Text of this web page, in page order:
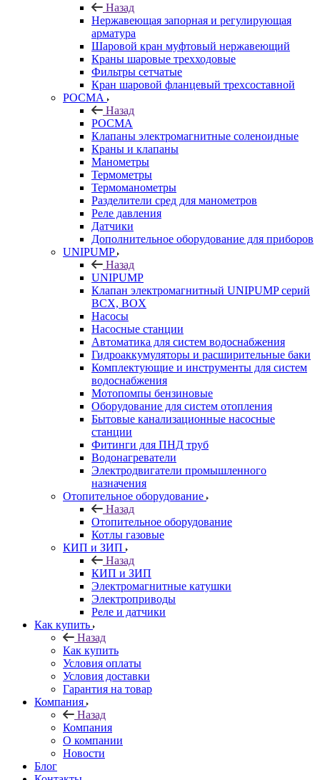
Назад
Нержавеющая запорная и регулирующая
арматура
Шаровой кран муфтовый нержавеющий
Краны шаровые трехходовые
Фильтры сетчатые
Кран шаровой фланцевый трехсоставной
РОСМА
Назад
РОСМА
Клапаны электромагнитные соленоидные
Краны и клапаны
Манометры
Термометры
Термоманометры
Разделители сред для манометров
Реле давления
Датчики
Дополнительное оборудование для приборов
UNIPUMP
Назад
UNIPUMP
Клапан электромагнитный UNIPUMP серий
BCX, BOX
Насосы
Насосные станции
Автоматика для систем водоснабжения
Гидроаккумуляторы и расширительные баки
Комплектующие и инструменты для систем
водоснабжения
Мотопомпы бензиновые
Оборудование для систем отопления
Бытовые канализационные насосные
станции
Фитинги для ПНД труб
Водонагреватели
Электродвигатели промышленного
назначения
Отопительное оборудование
Назад
Отопительное оборудование
Котлы газовые
КИП и ЗИП
Назад
КИП и ЗИП
Электромагнитные катушки
Электроприводы
Реле и датчики
Как купить
Назад
Как купить
Условия оплаты
Условия доставки
Гарантия на товар
Компания
Назад
Компания
О компании
Новости
Блог